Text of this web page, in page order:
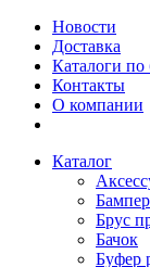
Новости
Доставка
Каталоги по
Контакты
О компании
Каталог
Брус
Бачок
Буфер